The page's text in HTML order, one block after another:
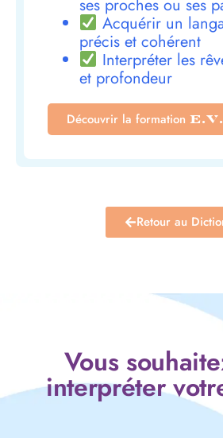
ses proches ou ses
Acquérir un
précis et cohérent
Interpréter les
et profondeur
Découvrir la formation
Retour au
Vous
interpréter